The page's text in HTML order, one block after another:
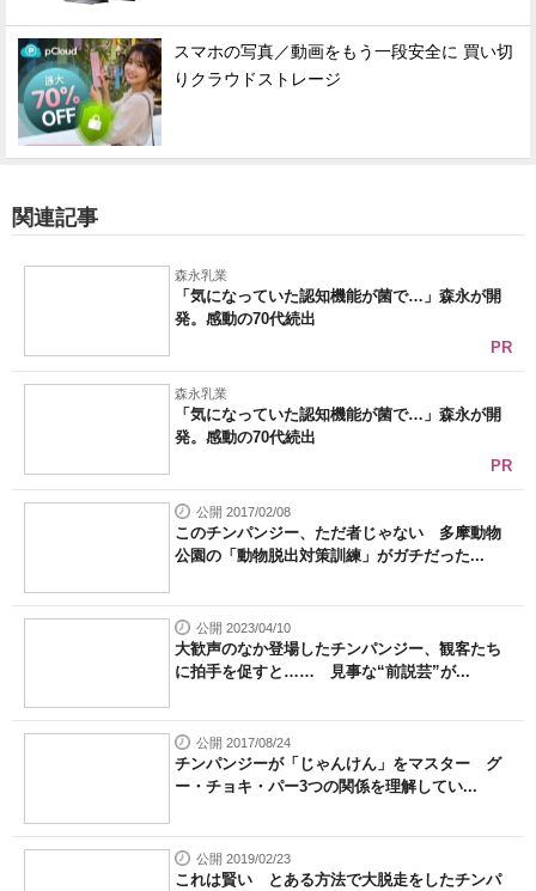
スマホの写真／動画をもう一段安全に 買い切
りクラウドストレージ
関連記事
森永乳業
「気になっていた認知機能が菌で…」森永が開
発。感動の70代続出
PR
森永乳業
「気になっていた認知機能が菌で…」森永が開
発。感動の70代続出
PR
公開 2017/02/08
このチンパンジー、ただ者じゃない 多摩動物
公園の「動物脱出対策訓練」がガチだった...
公開 2023/04/10
大歓声のなか登場したチンパンジー、観客たち
に拍手を促すと…… 見事な“前説芸”が...
公開 2017/08/24
チンパンジーが「じゃんけん」をマスター グ
ー・チョキ・パー3つの関係を理解してい...
公開 2019/02/23
これは賢い とある方法で大脱走をしたチンパ